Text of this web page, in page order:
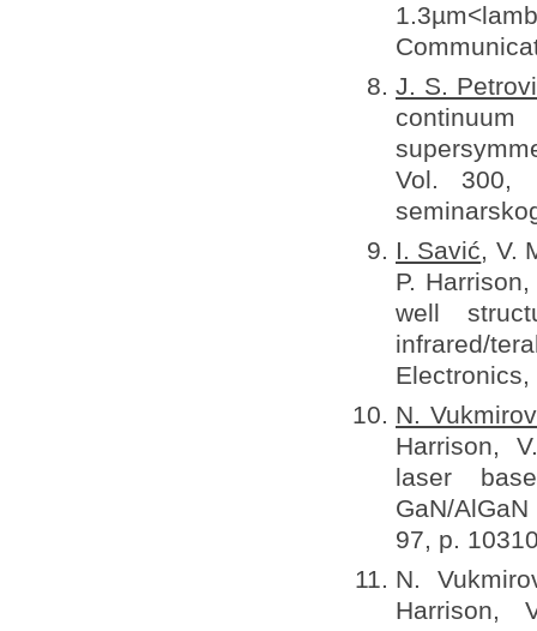
J. S.
Vol. 300,
I. Savić, V.
P.
well
infrared/
N.
Harrison,
laser
GaN/
97, p.
N.
Harrison,